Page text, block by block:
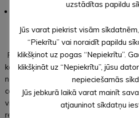
asenizācijas mašīnu.
Primāri jaunā kārtība paredz
kontrolēt decentralizētajās
notekūdeņu un dūņu regulāru izvešanu
centralizētās un decentralizētās
visā valsts teritorijā ievēro vienlīdzīgas
regulējuma palīdzību iecerēts novērst
uzstādītas papildu
Jūs varat piekrist visām
“Piekrītu” vai noraidīt papildu
klikšķinot uz pogas “Nepiekrītu”.
klikšķināt uz “Nepiekrītu”, jūsu
nepieciešamās
Jūs jebkurā laikā varat mainīt
atjauninot sīkdatņu